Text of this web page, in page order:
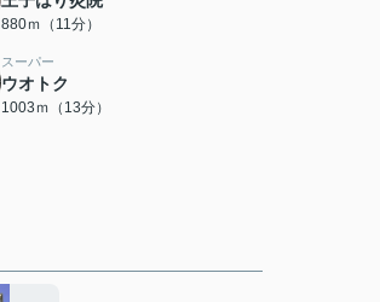
880ｍ（11分）
スーパー
ウオトク
1003ｍ（13分）